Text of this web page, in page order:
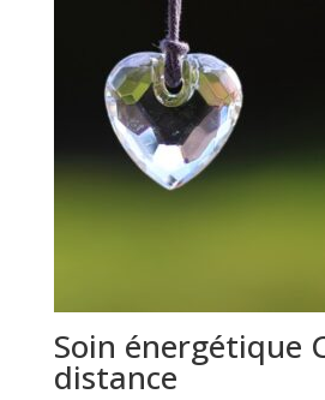
Soin énergétique
distance